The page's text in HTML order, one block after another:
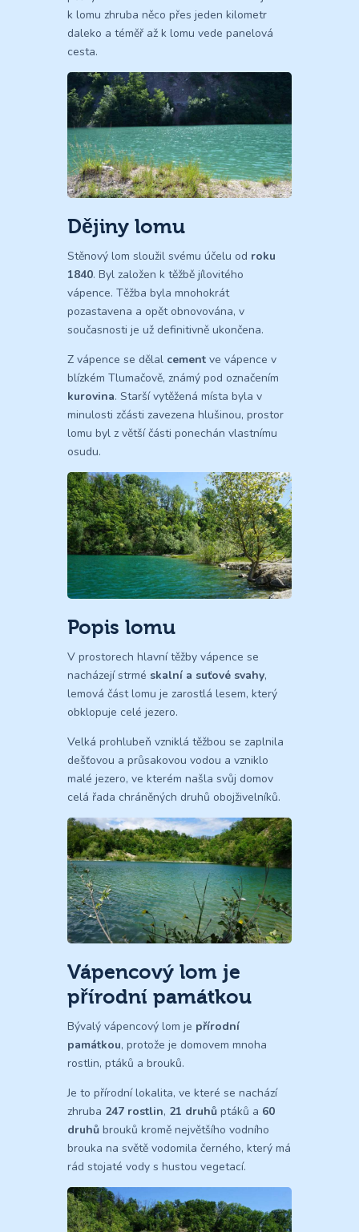
k lomu zhruba něco přes jeden kilometr
daleko a téměř až k lomu vede panelová
cesta.
Dějiny lomu
Stěnový lom sloužil svému účelu od roku
1840. Byl založen k těžbě jílovitého
vápence. Těžba byla mnohokrát
pozastavena a opět obnovována, v
současnosti je už definitivně ukončena.
Z vápence se dělal cement ve vápence v
blízkém Tlumačově, známý pod označením
kurovina. Starší vytěžená místa byla v
minulosti zčásti zavezena hlušinou, prostor
lomu byl z větší části ponechán vlastnímu
osudu.
Popis lomu
V prostorech hlavní těžby vápence se
nacházejí strmé skalní a suťové svahy,
lemová část lomu je zarostlá lesem, který
obklopuje celé jezero.
Velká prohlubeň vzniklá těžbou se zaplnila
dešťovou a průsakovou vodou a vzniklo
malé jezero, ve kterém našla svůj domov
celá řada chráněných druhů obojživelníků.
Vápencový lom je
přírodní památkou
Bývalý vápencový lom je přírodní
památkou, protože je domovem mnoha
rostlin, ptáků a brouků.
Je to přírodní lokalita, ve které se nachází
zhruba 247 rostlin, 21 druhů ptáků a 60
druhů brouků kromě největšího vodního
brouka na světě vodomila černého, který má
rád stojaté vody s hustou vegetací.